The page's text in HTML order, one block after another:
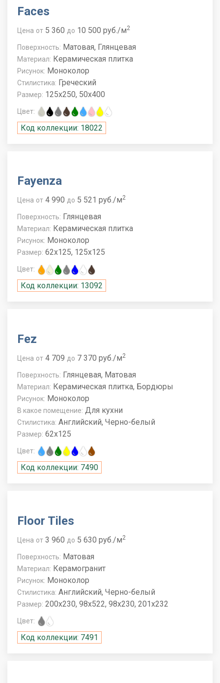
Faces
Цена от 5 360 до 10 500 руб./м2
Поверхность: Матовая, Глянцевая
Материал: Керамическая плитка
Рисунок: Моноколор
Стилистика: Греческий
Размер: 125x250, 50x400
Цвет:
Код коллекции: 18022
Fayenza
Цена от 4 990 до 5 521 руб./м2
Поверхность: Глянцевая
Материал: Керамическая плитка
Рисунок: Моноколор
Размер: 62x125, 125x125
Цвет:
Код коллекции: 13092
Fez
Цена от 4 709 до 7 370 руб./м2
Поверхность: Глянцевая, Матовая
Материал: Керамическая плитка, Бордюры
Рисунок: Моноколор
В какое помещение: Для кухни
Стилистика: Английский, Черно-белый
Размер: 62x125
Цвет:
Код коллекции: 7490
Floor Tiles
Цена от 3 960 до 5 630 руб./м2
Поверхность: Матовая
Материал: Керамогранит
Рисунок: Моноколор
Стилистика: Английский, Черно-белый
Размер: 200x230, 98x522, 98x230, 201x232
Цвет:
Код коллекции: 7491